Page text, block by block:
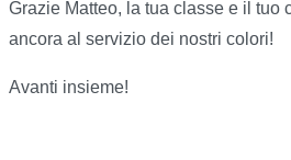
Grazie Matteo, la tua classe e il tuo
ancora al servizio dei nostri colori!
Avanti insieme!